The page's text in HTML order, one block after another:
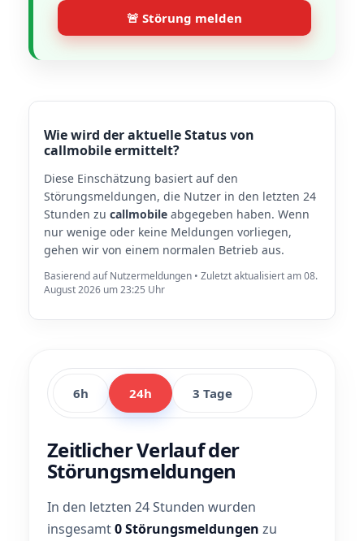
🚨 Störung melden
Wie wird der aktuelle Status von
callmobile ermittelt?
Diese Einschätzung basiert auf den
Störungsmeldungen, die Nutzer in den letzten 24
Stunden zu callmobile abgegeben haben. Wenn
nur wenige oder keine Meldungen vorliegen,
gehen wir von einem normalen Betrieb aus.
Basierend auf Nutzermeldungen • Zuletzt aktualisiert am 08.
August 2026 um 23:25 Uhr
6h 24h 3 Tage
Zeitlicher Verlauf der
Störungsmeldungen
In den letzten 24 Stunden wurden
insgesamt0 Störungsmeldungen zu